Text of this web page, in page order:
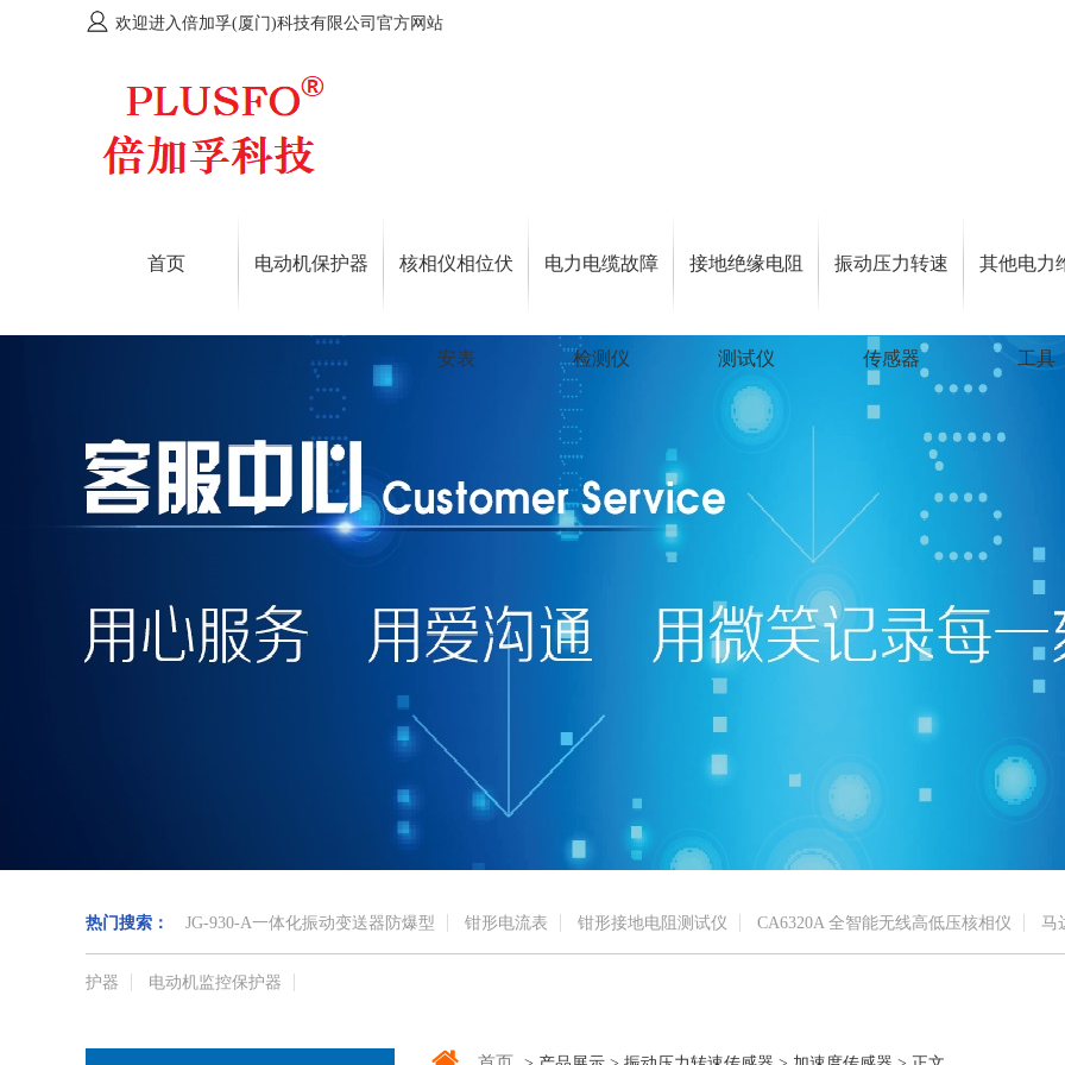
欢迎进入倍加孚(厦门)科技有限公司官方网站
首页 电动机保护器 核相仪相位伏
安表
电力电缆故障
检测仪
接地绝缘电阻
测试仪
振动压力转速
传感器
其他电力
工具
热门搜索： JG-930-A一体化振动变送器防爆型 钳形电流表 钳形接地电阻测试仪 CA6320A 全智能无线高低压核相仪 马
护器 电动机监控保护器